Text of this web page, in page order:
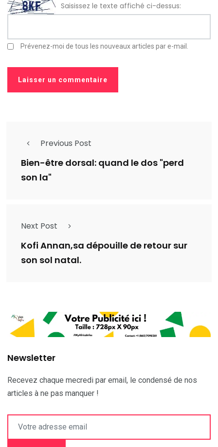
Saisissez le texte affiché ci-dessus:
Prévenez-moi de tous les nouveaux articles par e-mail.
Previous Post
Bien-être dorsal: quand le dos "perd
son la"
Next Post
Kofi Annan,sa dépouille de retour sur
son sol natal.
Newsletter
Recevez chaque mecredi par email, le condensé de nos
articles à ne pas manquer !